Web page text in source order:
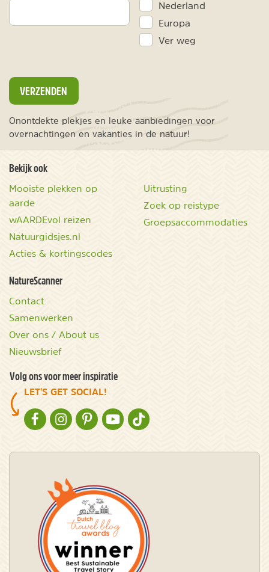
Nederland
Europa
Ver weg
VERZENDEN
Onontdekte plekjes en leuke aanbiedingen voor
overnachtingen en vakanties in de natuur!
Bekijk ook
Mooiste plekken op
aarde
wAARDEvol reizen
Natuurgidsjes.nl
Acties & kortingscodes
Uitrusting
Zoek op reistype
Groepsaccommodaties
NatureScanner
Contact
Samenwerken
Over ons / About us
Nieuwsbrief
Volg ons voor meer inspiratie
LET'S GET SOCIAL!
NATURESCANNER OP FACEBOOK
NATURESCANNER OP INSTAGRAM
NATURESCANNER OP PINTEREST
NATURESCANNER OP YOUTUBE
NATURESCANNER OP TIKTOK